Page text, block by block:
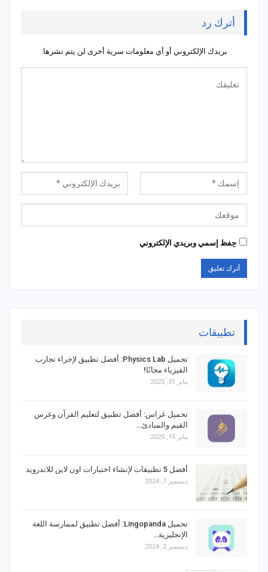
أترك رد
بريدك الإلكتروني أو أي معلومات سرية أخرى لن يتم نشرها.
حِفظ إسمي وبريدي الإلكتروني
تطبيقات
تحميل Physics Lab: أفضل تطبيق لإجراء تجارب
الفيزياء مجانًا!
يناير 31, 2025
تحميل غراس: أفضل تطبيق لتعليم القرآن وغرس
القيم والمبادئ…
يناير 15, 2025
أفضل 5 تطبيقات لإنشاء اختبارات اون لاين للاندرويد
ديسمبر 7, 2024
تحميل Lingopanda: أفضل تطبيق لممارسة اللغة
الإنجليزية…
ديسمبر 2, 2024